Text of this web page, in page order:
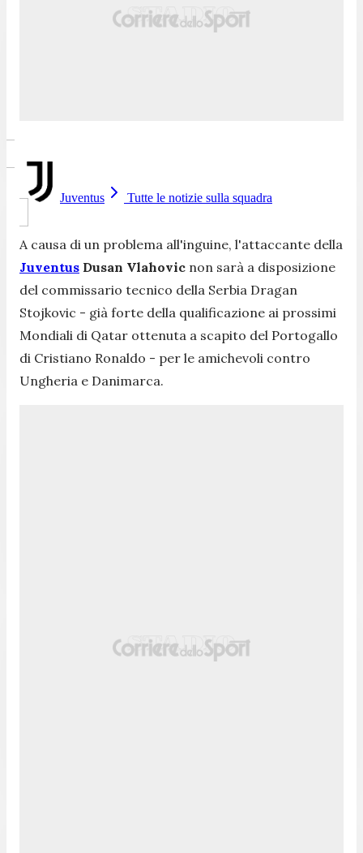
Juventus Tutte le notizie sulla squadra
A causa di un problema all'inguine, l'attaccante della
Juventus Dusan Vlahovic non sarà a disposizione
del commissario tecnico della Serbia Dragan
Stojkovic - già forte della qualificazione ai prossimi
Mondiali di Qatar ottenuta a scapito del Portogallo
di Cristiano Ronaldo - per le amichevoli contro
Ungheria e Danimarca.